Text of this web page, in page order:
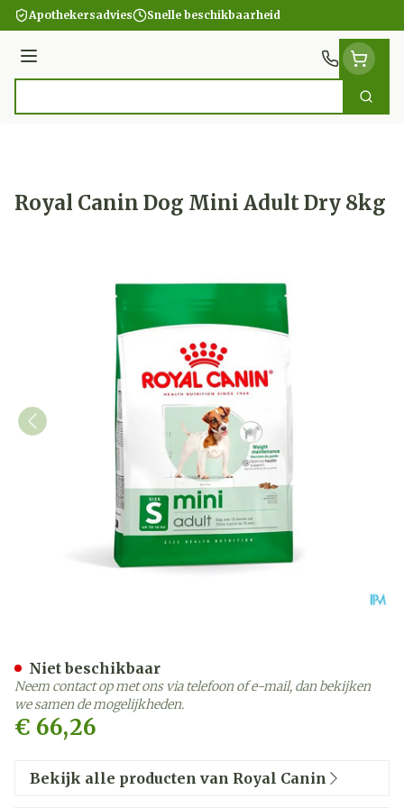
Ga naar de inhoud
Apothekersadvies Snelle beschikbaarheid
Menu
Zoek
Royal Canin Dog Mini Adult Dry 8kg
€ 66,26
Niet beschikbaar
Neem contact op met ons via telefoon of e-mail, dan bekijken
we samen de mogelijkheden.
Bekijk alle producten van Royal Canin